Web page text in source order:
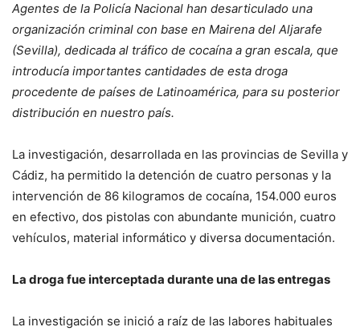
Agentes de la Policía Nacional han desarticulado una
organización criminal con base en Mairena del Aljarafe
(Sevilla), dedicada al tráfico de cocaína a gran escala, que
introducía importantes cantidades de esta droga
procedente de países de Latinoamérica, para su posterior
distribución en nuestro país.
La investigación, desarrollada en las provincias de Sevilla y
Cádiz, ha permitido la detención de cuatro personas y la
intervención de 86 kilogramos de cocaína, 154.000 euros
en efectivo, dos pistolas con abundante munición, cuatro
vehículos, material informático y diversa documentación.
La droga fue interceptada durante una de las entregas
La investigación se inició a raíz de las labores habituales